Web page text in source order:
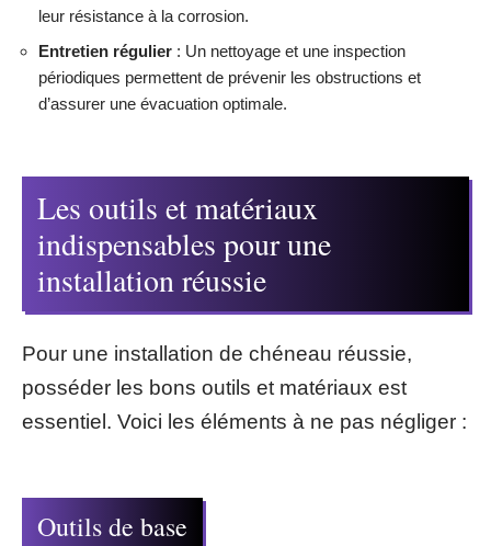
leur résistance à la corrosion.
Entretien régulier : Un nettoyage et une inspection
périodiques permettent de prévenir les obstructions et
d’assurer une évacuation optimale.
Les outils et matériaux
indispensables pour une
installation réussie
Pour une installation de chéneau réussie,
posséder les bons outils et matériaux est
essentiel. Voici les éléments à ne pas négliger :
Outils de base